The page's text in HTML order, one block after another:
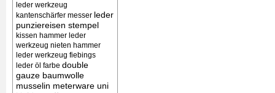
leder werkzeug
kantenschärfer messer leder
punziereisen stempel
kissen hammer leder
werkzeug nieten hammer
leder werkzeug fiebings
leder öl farbe double
gauze baumwolle
musselin meterware uni